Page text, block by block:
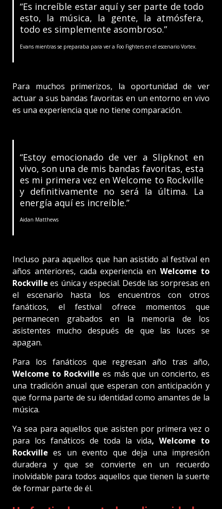
“Es increíble estar aquí y ser parte de todo
esto, la música, la gente, la atmósfera,
todo es simplemente asombroso.”
Evans mientras se preparaba para ver a Foo Fighters en el escenario Vortex.
Para muchos primerizos, la oportunidad de ver
actuar a sus bandas favoritas en un entorno en vivo
es una experiencia que no tiene comparación.
“Estoy emocionado de ver a Slipknot en
vivo, son una de mis bandas favoritas, esta
es mi primera vez en Welcome to Rockville
y definitivamente no será la última. La
energía aquí es increíble.”
Aidan Matthews
Incluso para aquellos que han asistido al festival en
años anteriores, cada experiencia enWelcome to
Rockville es única y especial. Desde las sorpresas en
el escenario hasta los encuentros con otros
fanáticos, el festival ofrece momentos que
permanecen grabados en la memoria de los
asistentes mucho después de que las luces se
apagan.
Para los fanáticos que regresan año tras año,
Welcome to Rockville es más que un concierto, es
una tradición anual que esperan con anticipación y
que forma parte de su identidad como amantes de la
música.
Ya sea para aquellos que asisten por primera vez o
para los fanáticos de toda la vida, Welcome to
Rockville es un evento que deja una impresión
duradera y que se convierte en un recuerdo
inolvidable para todos aquellos que tienen la suerte
de formar parte de él.